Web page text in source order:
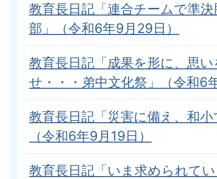
教育長日記「連合チームで準
部」（令和6年9月29日）
教育長日記「成果を形に、思
せ・・・弟中文化祭」（令和6
教育長日記「災害に備え、和
（令和6年9月19日）
教育長日記「いま求められて